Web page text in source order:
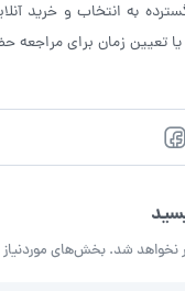
به انتخاب و خرید
تعیین زمان برای مراجعه
نخواهد شد.بخش‌های